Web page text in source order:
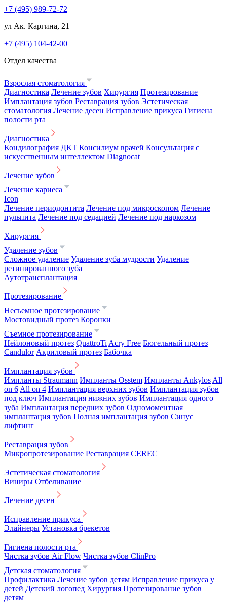
+7 (495) 989-72-72
ул Ак. Каргина, 21
+7 (495) 104-42-00
Отдел качества
Взрослая стоматология
Диагностика Лечение зубов Хирургия Протезирование
Имплантация зубов Реставрация зубов Эстетическая
стоматология Лечение десен Исправление прикуса Гигиена
полости рта
Диагностика
Кондилография ДКТ Консилиум врачей Консультация с
искусственным интеллектом Diagnocat
Лечение зубов
Лечение кариеса
Icon
Лечение периодонтита Лечение под микроскопом Лечение
пульпита Лечение под седацией Лечение под наркозом
Хирургия
Удаление зубов
Сложное удаление Удаление зуба мудрости Удаление
ретинированного зуба
Аутотрансплантация
Протезирование
Несъемное протезирование
Мостовидный протез Коронки
Съемное протезирование
Нейлоновый протез QuattroTi Acry Free Бюгельный протез
Candulor Акриловый протез Бабочка
Имплантация зубов
Импланты Straumann Импланты Osstem Импланты Ankylos All
on 6 All on 4 Имплантация верхних зубов Имплантация зубов
под ключ Имплантация нижних зубов Имплантация одного
зуба Имплантация передних зубов Одномоментная
имплантация зубов Полная имплантация зубов Синус
лифтинг
Реставрация зубов
Микропротезирование Реставрация CEREC
Эстетическая стоматология
Виниры Отбеливание
Лечение десен
Исправление прикуса
Элайнеры Установка брекетов
Гигиена полости рта
Чистка зубов Air Flow Чистка зубов ClinPro
Детская стоматология
Профилактика Лечение зубов детям Исправление прикуса у
детей Детский логопед Хирургия Протезирование зубов
детям